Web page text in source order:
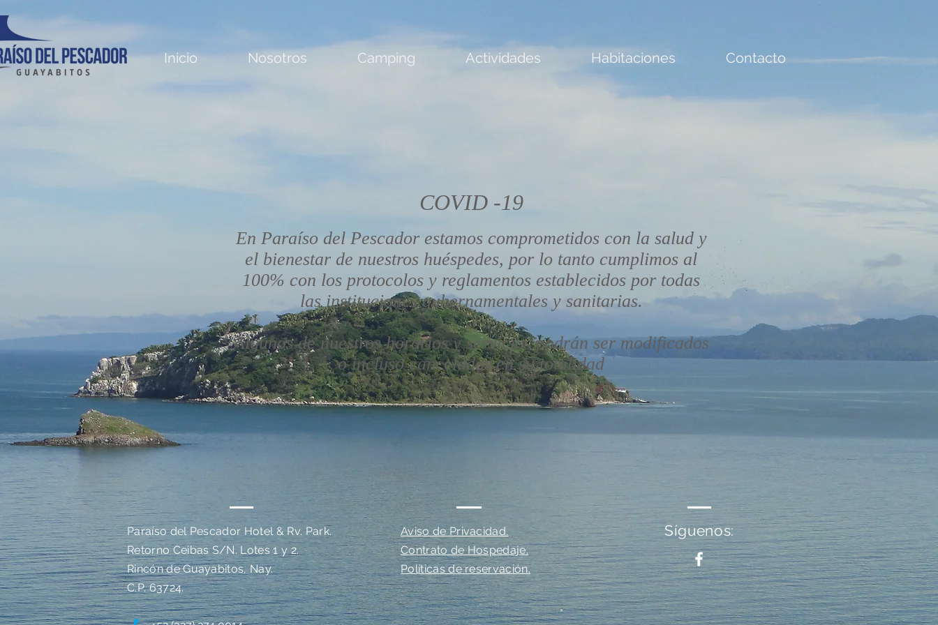
Inicio Nosotros Camping Actividades Habitaciones Contacto
COVID -19
En Paraíso del Pescador estamos comprometidos con la salud y
el bienestar de nuestros huéspedes, por lo tanto cumplimos al
100% con los protocolos y reglamentos establecidos por todas
las instituciones gubernamentales y sanitarias.
Algunos de nuestros horarios y servicios podrán ser modificados
o incluso cancelados en su totalidad
Paraíso del Pescador Hotel & Rv. Park.
Retorno Ceibas S/N. Lotes 1 y 2.
Rincón de Guayabitos, Nay.
C.P. 63724.
Aviso de Privacidad.
Contrato de Hospedaje.
Políticas de reservación.
Síguenos: